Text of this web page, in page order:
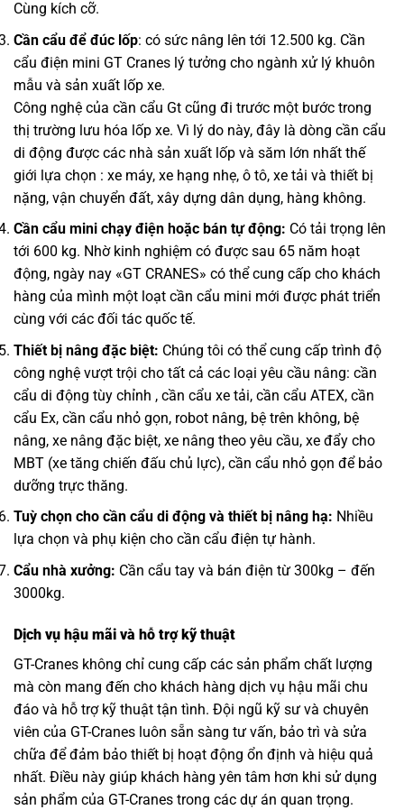
Cùng kích cỡ.
Cần cẩu để đúc lốp: có sức nâng lên tới 12.500 kg. Cần
cẩu điện mini GT Cranes lý tưởng cho ngành xử lý khuôn
mẫu và sản xuất lốp xe.
Công nghệ của cần cẩu Gt cũng đi trước một bước trong
thị trường lưu hóa lốp xe. Vì lý do này, đây là dòng cần cẩu
di động được các nhà sản xuất lốp và săm lớn nhất thế
giới lựa chọn : xe máy, xe hạng nhẹ, ô tô, xe tải và thiết bị
nặng, vận chuyển đất, xây dựng dân dụng, hàng không.
Cần cẩu mini chạy điện hoặc bán tự động: Có tải trọng lên
tới 600 kg. Nhờ kinh nghiệm có được sau 65 năm hoạt
động, ngày nay «GT CRANES» có thể cung cấp cho khách
hàng của mình một loạt cần cẩu mini mới được phát triển
cùng với các đối tác quốc tế.
Thiết bị nâng đặc biệt: Chúng tôi có thể cung cấp trình độ
công nghệ vượt trội cho tất cả các loại yêu cầu nâng: cần
cẩu di động tùy chỉnh , cần cẩu xe tải, cần cẩu ATEX, cần
cẩu Ex, cần cẩu nhỏ gọn, robot nâng, bệ trên không, bệ
nâng, xe nâng đặc biệt, xe nâng theo yêu cầu, xe đẩy cho
MBT (xe tăng chiến đấu chủ lực), cần cẩu nhỏ gọn để bảo
dưỡng trực thăng.
Tuỳ chọn cho cần cẩu di động và thiết bị nâng hạ: Nhiều
lựa chọn và phụ kiện cho cần cẩu điện tự hành.
Cẩu nhà xưởng: Cần cẩu tay và bán điện từ 300kg – đến
3000kg.
Dịch vụ hậu mãi và hỗ trợ kỹ thuật
GT-Cranes không chỉ cung cấp các sản phẩm chất lượng
mà còn mang đến cho khách hàng dịch vụ hậu mãi chu
đáo và hỗ trợ kỹ thuật tận tình. Đội ngũ kỹ sư và chuyên
viên của GT-Cranes luôn sẵn sàng tư vấn, bảo trì và sửa
chữa để đảm bảo thiết bị hoạt động ổn định và hiệu quả
nhất. Điều này giúp khách hàng yên tâm hơn khi sử dụng
sản phẩm của GT-Cranes trong các dự án quan trọng.